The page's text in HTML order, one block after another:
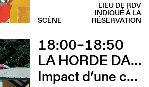
LIEU DE RDV
INDIQUÉ À LA
RÉSERVATION
SCÈNE
18:00–18:50
LA HORDE DANS LES PAVÉS
Impact d’une course x Stadium